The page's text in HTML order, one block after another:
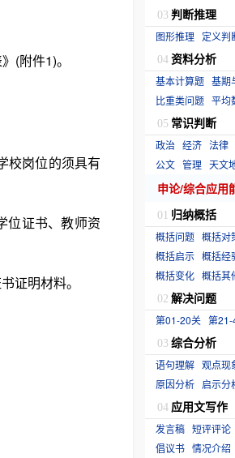
(附件1)。
校岗位的须具有
证书、教师资
证明材料。
03 判断推理
图形推理 定义判
04 资料分析
基本计算题 基期
比重类问题 平均
05 常识判断
政治 经济 法律
公文 管理 天文
申论/综合应用
01 归纳概括
概括问题 概括对
概括启示 概括经
概括变化 概括其
02 解决问题
第01-20关 第
03 综合分析
语句理解 观点现
原因分析 启示分
04 应用文写作
发言稿 短评评论
倡议书 情况介绍